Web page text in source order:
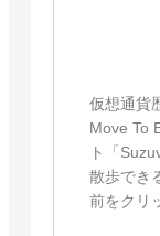
仮想通貨
Move To
ト「
散歩でき
前をクリ